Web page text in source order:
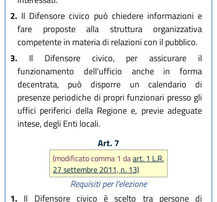
2. Il Difensore civico può chiedere informazioni e
fare proposte alla struttura organizzativa
competente in materia di relazioni con il pubblico.
3. Il Difensore civico, per assicurare il
funzionamento dell'ufficio anche in forma
decentrata, può disporre un calendario di
presenze periodiche di propri funzionari presso gli
uffici periferici della Regione e, previe adeguate
intese, degli Enti locali.
Art. 7
(modificato comma 1 daart. 1 L.R.
27 settembre 2011, n. 13)
Requisiti per l'elezione
1. Il Difensore civico è scelto tra persone di